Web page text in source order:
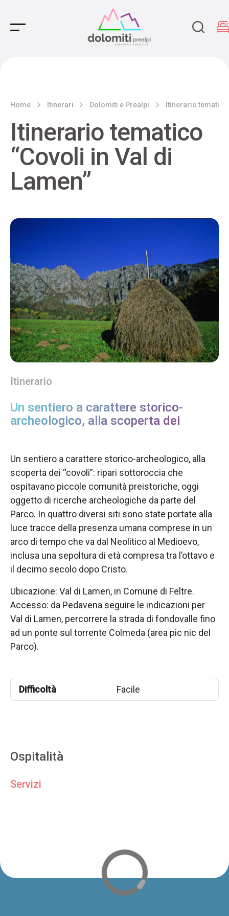
Main Navigation
Home Itinerari Dolomiti e Prealpi Itinerario tematico
Itinerario tematico
“Covoli in Val di
Lamen”
Itinerario
Un sentiero a carattere storico-
archeologico, alla scoperta dei
Un sentiero a carattere storico-archeologico, alla
scoperta dei “covoli”: ripari sottoroccia che
ospitavano piccole comunità preistoriche, oggi
oggetto di ricerche archeologiche da parte del
Parco. In quattro diversi siti sono state portate alla
luce tracce della presenza umana comprese in un
arco di tempo che va dal Neolitico al Medioevo,
inclusa una sepoltura di età compresa tra l’ottavo e
il decimo secolo dopo Cristo.
Ubicazione: Val di Lamen, in Comune di Feltre.
Accesso: da Pedavena seguire le indicazioni per
Val di Lamen, percorrere la strada di fondovalle fino
ad un ponte sul torrente Colmeda (area pic nic del
Parco).
Difficoltà Facile
Ospitalità
Servizi